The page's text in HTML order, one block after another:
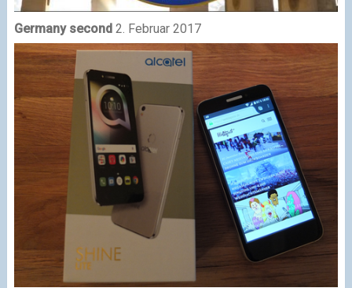
Germany second2. Februar 2017